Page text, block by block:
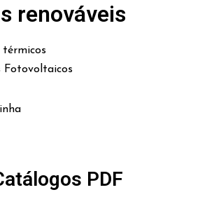
renováveis
térmicos
Fotovoltaicos
PDF